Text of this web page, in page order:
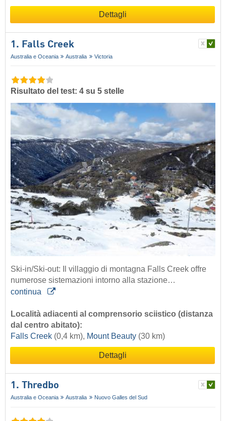
Dettagli
1. Falls Creek
Australia e Oceania Australia Victoria
Risultato del test: 4 su 5 stelle
Ski-in/Ski-out: Il villaggio di montagna Falls Creek offre
numerose sistemazioni intorno alla stazione…
continua
Località adiacenti al comprensorio sciistico (distanza
dal centro abitato):
Falls Creek (0,4 km), Mount Beauty (30 km)
Dettagli
1. Thredbo
Australia e Oceania Australia Nuovo Galles del Sud